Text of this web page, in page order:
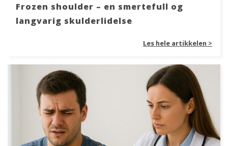
Frozen shoulder – en smertefull og
langvarig skulderlidelse
Les hele artikkelen >